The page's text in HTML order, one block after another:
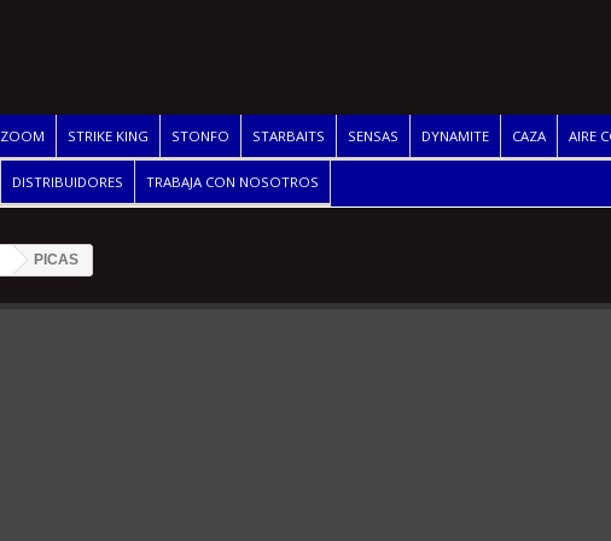
ZOOM STRIKE KING STONFO STARBAITS SENSAS DYNAMITE CAZA AIRE
DISTRIBUIDORES TRABAJA CON NOSOTROS
PICAS